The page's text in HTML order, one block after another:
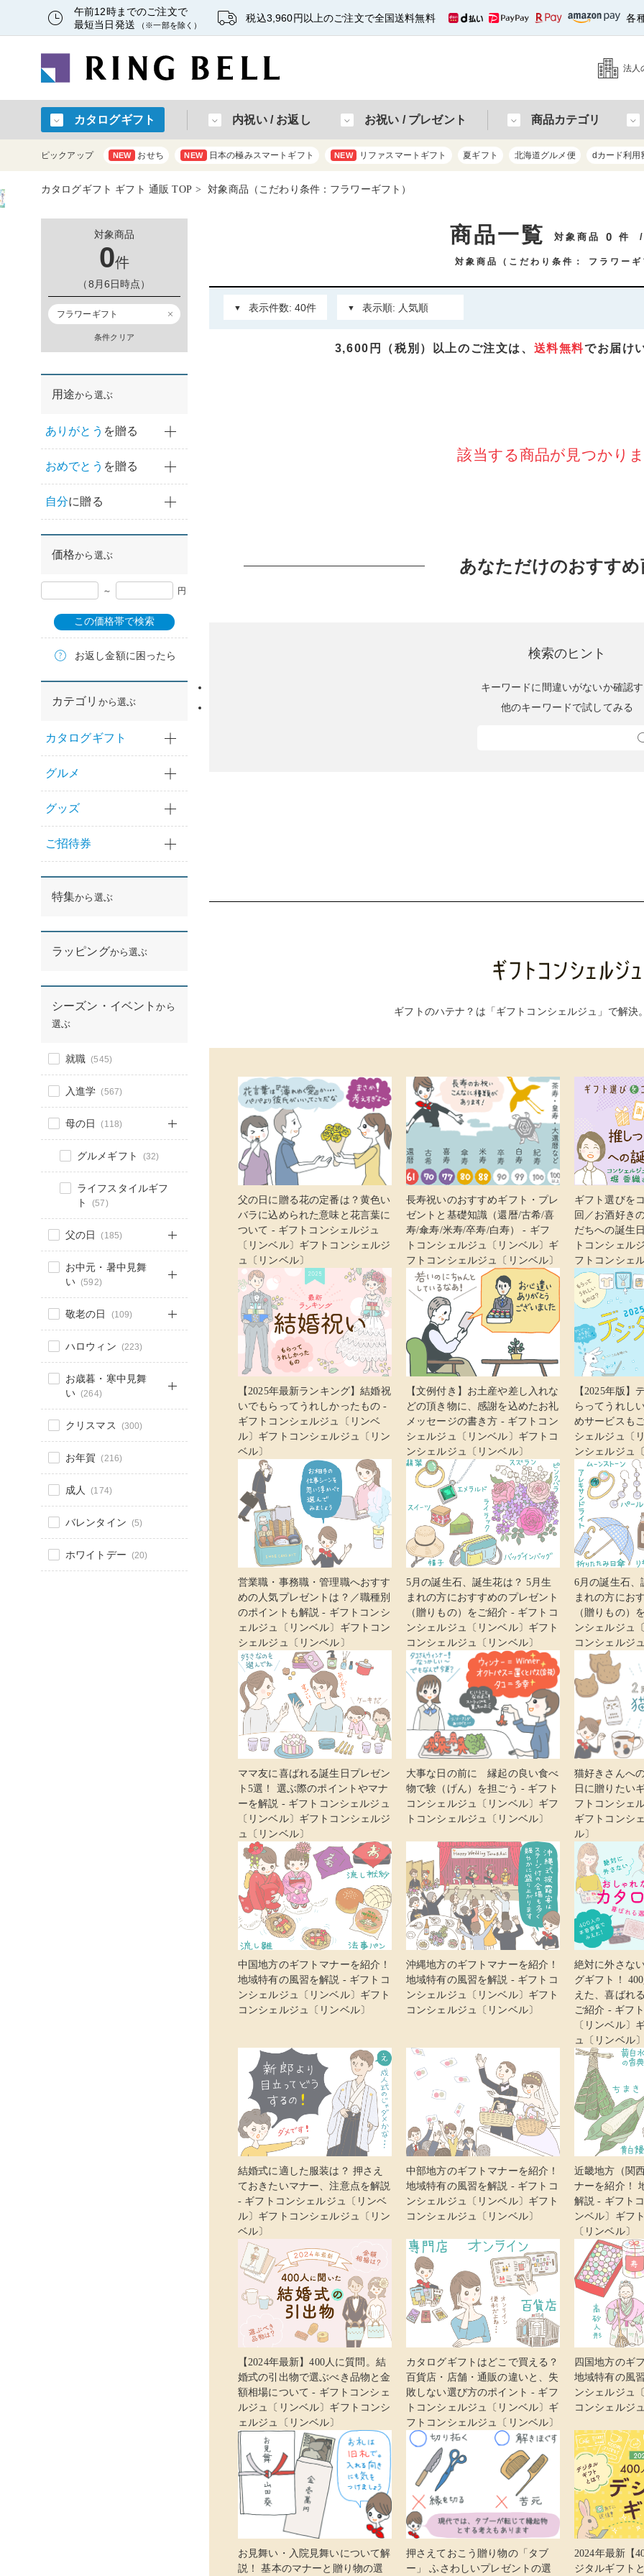
午前12時までのご注文で
最短当日発送
（※一部を除く）
税込3,960円以上のご注文で全国送料無料 各
法人
カタログギフト 内祝い / お返し お祝い / プレゼント 商品カテゴリ
ピックアップ NEW おせち NEW 日本の極みスマートギフト NEW リファスマートギフト 夏ギフト 北海道グルメ便 dカード利用
カタログギフト ギフト 通販 TOP 対象商品（こだわり条件：フラワーギフト）
対象商品
0件
（8月6日時点）
フラワーギフト
条件クリア
用途から選ぶ
ありがとう を贈る
おめでとう を贈る
自分に贈る
価格から選ぶ
～ 円
この価格帯で検索
お返し金額に困ったら
カテゴリ から選ぶ
カタログギフト
グルメ
グッズ
ご招待券
特集から選ぶ
ラッピングから選ぶ
シーズン・イベントから
選ぶ
就職 (545)
入進学 (567)
母の日 (118)
グルメギフト (32)
ライフスタイルギフ
ト
(57)
父の日 (185)
お中元・暑中見舞
い (592)
敬老の日 (109)
ハロウィン (223)
お歳暮・寒中見舞
い (264)
クリスマス (300)
お年賀 (216)
成人 (174)
バレンタイン (5)
ホワイトデー (20)
商品一覧 対象商品 0 件
対象商品（こだわり条件： フラワー
3,600円（税別）以上のご注文は、 送料無料でお届け
該当する商品が見つかり
あなただけのおすすめ
検索のヒント
キーワードに間違いがないか確認
他のキーワードで試してみる
ギフトのハテナ？は「ギフトコンシェルジュ」で解決
父の日に贈る花の定番は？黄色い
バラに込められた意味と花言葉に
ついて - ギフトコンシェルジュ
〔リンベル〕ギフトコンシェルジ
ュ〔リンベル〕
長寿祝いのおすすめギフト・プレ
ゼントと基礎知識（還暦/古希/喜
寿/傘寿/米寿/卒寿/白寿） - ギフ
トコンシェルジュ〔リンベル〕ギ
フトコンシェルジュ〔リンベル〕
ギフト選びを
回／お酒好き
だちへの誕生
トコンシェル
フトコンシェ
【2025年最新ランキング】結婚祝
いでもらってうれしかったもの -
ギフトコンシェルジュ〔リンベ
ル〕ギフトコンシェルジュ〔リン
ベル〕
【文例付き】お土産や差し入れな
どの頂き物に、感謝を込めたお礼
メッセージの書き方 - ギフトコン
シェルジュ〔リンベル〕ギフトコ
ンシェルジュ〔リンベル〕
【2025年版】
らってうれし
めサービスも
シェルジュ〔
ンシェルジュ
営業職・事務職・管理職へおすす
めの人気プレゼントは？／職種別
のポイントも解説 - ギフトコンシ
ェルジュ〔リンベル〕ギフトコン
シェルジュ〔リンベル〕
5月の誕生石、誕生花は？ 5月生
まれの方におすすめのプレゼント
（贈りもの）をご紹介 - ギフトコ
ンシェルジュ〔リンベル〕ギフト
コンシェルジュ〔リンベル〕
6月の誕生石、
まれの方にお
（贈りもの）
ンシェルジュ
コンシェルジ
ママ友に喜ばれる誕生日プレゼン
ト5選！ 選ぶ際のポイントやマナ
ーを解説 - ギフトコンシェルジュ
〔リンベル〕ギフトコンシェルジ
ュ〔リンベル〕
大事な日の前に 縁起の良い食べ
物で験（げん）を担ごう - ギフト
コンシェルジュ〔リンベル〕ギフ
トコンシェルジュ〔リンベル〕
猫好きさんへ
日に贈りたい
フトコンシェ
ギフトコンシ
ル〕
中国地方のギフトマナーを紹介！
地域特有の風習を解説 - ギフトコ
ンシェルジュ〔リンベル〕ギフト
コンシェルジュ〔リンベル〕
沖縄地方のギフトマナーを紹介！
地域特有の風習を解説 - ギフトコ
ンシェルジュ〔リンベル〕ギフト
コンシェルジュ〔リンベル〕
絶対に外さな
グギフト！
えた、喜ばれ
ご紹介 - ギフ
〔リンベル〕
ュ〔リンベル
結婚式に適した服装は？ 押さえ
ておきたいマナー、注意点を解説
- ギフトコンシェルジュ〔リンベ
ル〕ギフトコンシェルジュ〔リン
ベル〕
中部地方のギフトマナーを紹介！
地域特有の風習を解説 - ギフトコ
ンシェルジュ〔リンベル〕ギフト
コンシェルジュ〔リンベル〕
近畿地方（関
ナーを紹介！
解説 - ギフト
ンベル〕ギフ
〔リンベル〕
【2024年最新】400人に質問。結
婚式の引出物で選ぶべき品物と金
額相場について - ギフトコンシェ
ルジュ〔リンベル〕ギフトコンシ
ェルジュ〔リンベル〕
カタログギフトはどこで買える？
百貨店・店舗・通販の違いと、失
敗しない選び方のポイント - ギフ
トコンシェルジュ〔リンベル〕ギ
フトコンシェルジュ〔リンベル〕
四国地方のギ
地域特有の風
ンシェルジュ
コンシェルジ
お見舞い・入院見舞いについて解
説！ 基本のマナーと贈り物の選
押さえておこう贈り物の「タブ
ー」 ふさわしいプレゼントの選
2024年最新【
ジタルギフト